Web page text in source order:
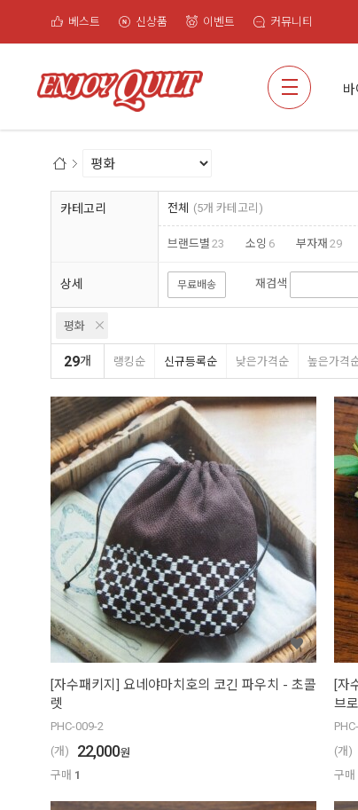
베스트 신상품 이벤트 커뮤니티
카테고리 전체 (5개 카테고리)
브랜드별 23 소잉 6 부자재 29
상세 무료배송 재검색
평화
29개 랭킹순 신규등록순 낮은가격순 높은가격
[자수패키지] 요네야마치호의 코긴 파우치 - 초콜
렛
PHC-009-2
(개)
22,000원
구매 1
[자
브
(개)
구매